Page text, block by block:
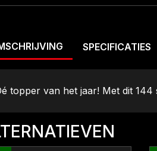
SPECIFICATIES
topper van het jaar! Met dit